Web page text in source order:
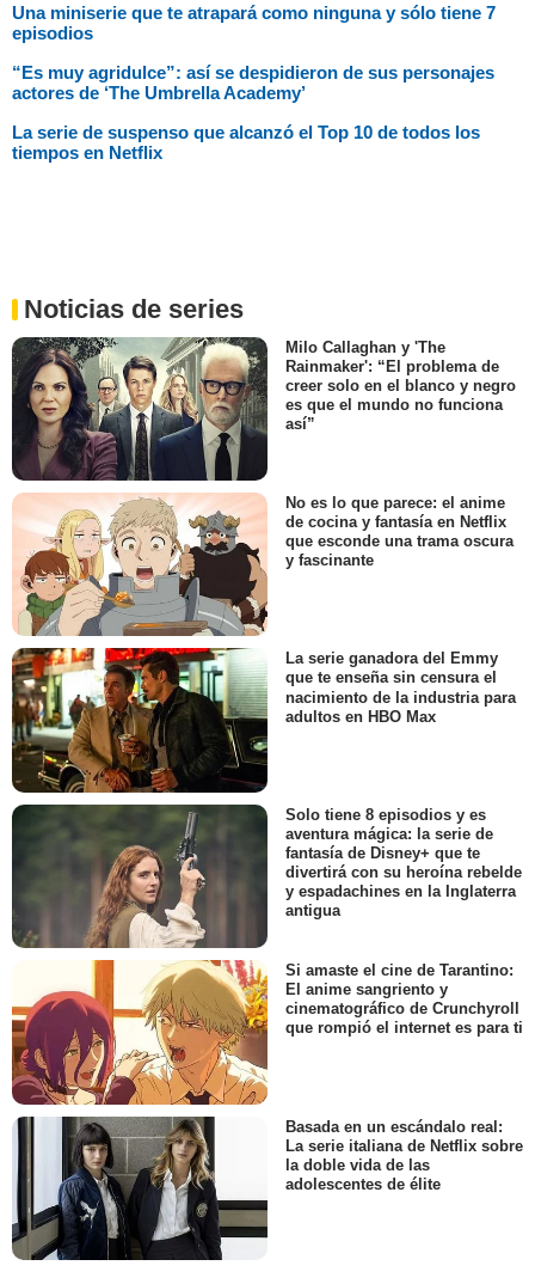
Una miniserie que te atrapará como ninguna y sólo tiene 7
episodios
“Es muy agridulce”: así se despidieron de sus personajes
actores de ‘The Umbrella Academy’
La serie de suspenso que alcanzó el Top 10 de todos los
tiempos en Netflix
Noticias de series
Milo Callaghan y 'The
Rainmaker': “El problema de
creer solo en el blanco y negro
es que el mundo no funciona
así”
No es lo que parece: el anime
de cocina y fantasía en Netflix
que esconde una trama oscura
y fascinante
La serie ganadora del Emmy
que te enseña sin censura el
nacimiento de la industria para
adultos en HBO Max
Solo tiene 8 episodios y es
aventura mágica: la serie de
fantasía de Disney+ que te
divertirá con su heroína rebelde
y espadachines en la Inglaterra
antigua
Si amaste el cine de Tarantino:
El anime sangriento y
cinematográfico de Crunchyroll
que rompió el internet es para ti
Basada en un escándalo real:
La serie italiana de Netflix sobre
la doble vida de las
adolescentes de élite